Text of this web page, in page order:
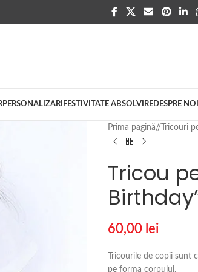
PERSONALIZARI FESTIVITATE ABSOLVIREDESPRE NOI
Prima pagină/ Tricouri
Tricou
60,00 lei
Tricourile de copii
pe forma corpului.